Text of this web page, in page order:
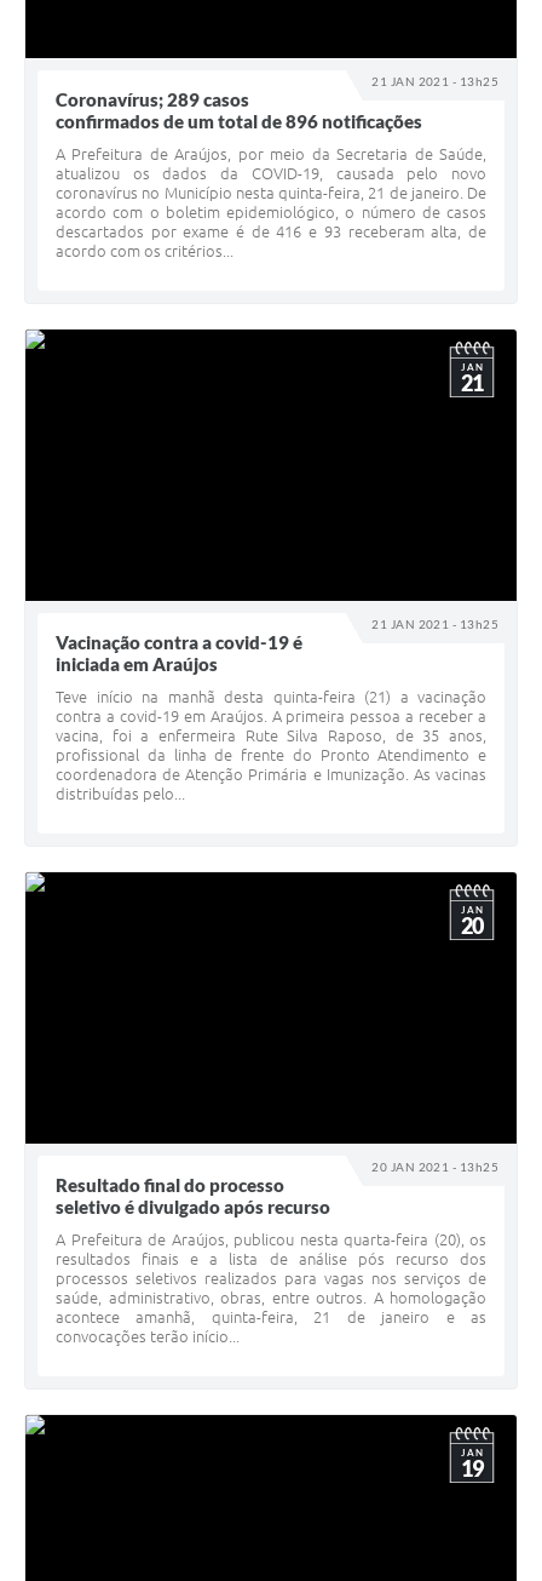
21 JAN 2021 - 13h25
Coronavírus; 289 casos
confirmados de um total de 896 notificações
A Prefeitura de Araújos, por meio da Secretaria de Saúde,
atualizou os dados da COVID-19, causada pelo novo
coronavírus no Município nesta quinta-feira, 21 de janeiro. De
acordo com o boletim epidemiológico, o número de casos
descartados por exame é de 416 e 93 receberam alta, de
acordo com os critérios...
21 JAN 2021 - 13h25
JAN
21
Vacinação contra a covid-19 é
iniciada em Araújos
Teve início na manhã desta quinta-feira (21) a vacinação
contra a covid-19 em Araújos. A primeira pessoa a receber a
vacina, foi a enfermeira Rute Silva Raposo, de 35 anos,
profissional da linha de frente do Pronto Atendimento e
coordenadora de Atenção Primária e Imunização. As vacinas
distribuídas pelo...
20 JAN 2021 - 13h25
JAN
20
Resultado final do processo
seletivo é divulgado após recurso
A Prefeitura de Araújos, publicou nesta quarta-feira (20), os
resultados finais e a lista de análise pós recurso dos
processos seletivos realizados para vagas nos serviços de
saúde, administrativo, obras, entre outros. A homologação
acontece amanhã, quinta-feira, 21 de janeiro e as
convocações terão início...
JAN
19